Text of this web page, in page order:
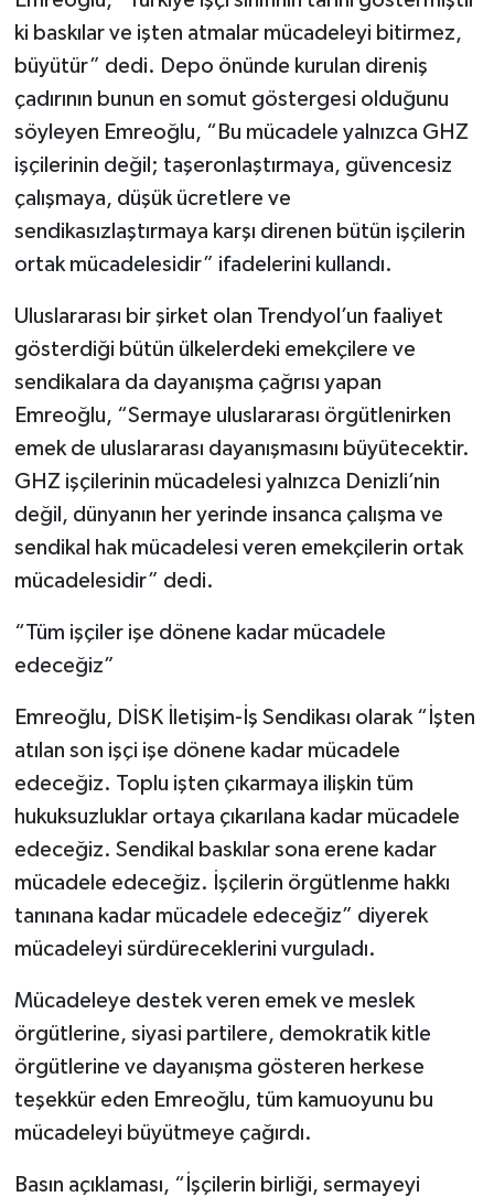
ki baskılar ve işten atmalar mücadeleyi bitirmez,
büyütür” dedi. Depo önünde kurulan direniş
çadırının bunun en somut göstergesi olduğunu
söyleyen Emreoğlu, “Bu mücadele yalnızca GHZ
işçilerinin değil; taşeronlaştırmaya, güvencesiz
çalışmaya, düşük ücretlere ve
sendikasızlaştırmaya karşı direnen bütün işçilerin
ortak mücadelesidir” ifadelerini kullandı.
Uluslararası bir şirket olan Trendyol’un faaliyet
gösterdiği bütün ülkelerdeki emekçilere ve
sendikalara da dayanışma çağrısı yapan
Emreoğlu, “Sermaye uluslararası örgütlenirken
emek de uluslararası dayanışmasını büyütecektir.
GHZ işçilerinin mücadelesi yalnızca Denizli’nin
değil, dünyanın her yerinde insanca çalışma ve
sendikal hak mücadelesi veren emekçilerin ortak
mücadelesidir” dedi.
“Tüm işçiler işe dönene kadar mücadele
edeceğiz”
Emreoğlu, DİSK İletişim-İş Sendikası olarak “İşten
atılan son işçi işe dönene kadar mücadele
edeceğiz. Toplu işten çıkarmaya ilişkin tüm
hukuksuzluklar ortaya çıkarılana kadar mücadele
edeceğiz. Sendikal baskılar sona erene kadar
mücadele edeceğiz. İşçilerin örgütlenme hakkı
tanınana kadar mücadele edeceğiz” diyerek
mücadeleyi sürdüreceklerini vurguladı.
Mücadeleye destek veren emek ve meslek
örgütlerine, siyasi partilere, demokratik kitle
örgütlerine ve dayanışma gösteren herkese
teşekkür eden Emreoğlu, tüm kamuoyunu bu
mücadeleyi büyütmeye çağırdı.
Basın açıklaması, “İşçilerin birliği, sermayeyi